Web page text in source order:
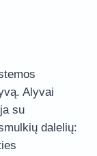
Alyvai
su
dalelių: